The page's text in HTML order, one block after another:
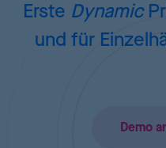
Erste Dynamic
und für
Demo